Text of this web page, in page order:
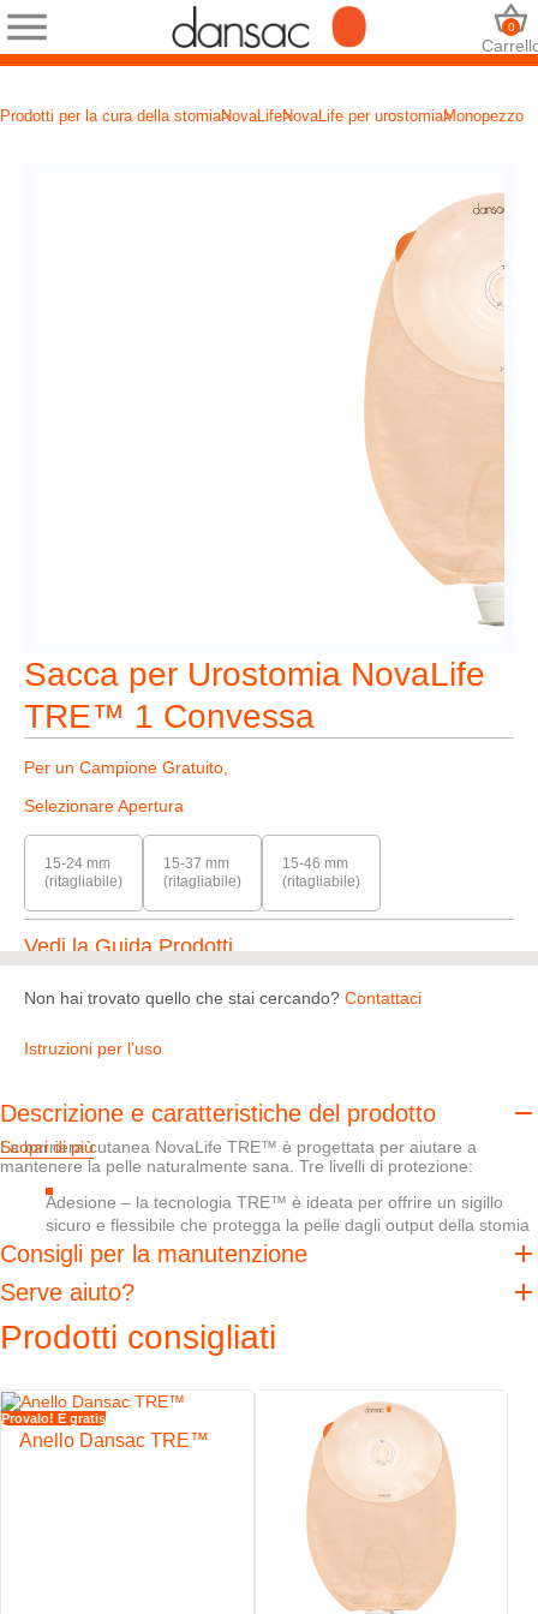
0
Prodotti per la cura della stomiaNovaLifeNovaLife per urostomiaMonopezzo
Sacca per Urostomia NovaLife
TRE™ 1 Convessa
Per un Campione Gratuito,
Selezionare Apertura
15-24 mm
(ritagliabile)
15-37 mm
(ritagliabile)
15-46 mm
(ritagliabile)
Vedi la Guida Prodotti
Non hai trovato quello che stai cercando? Contattaci
Istruzioni per l’uso
Descrizione e caratteristiche del prodotto
La barriera cutanea NovaLife TRE™ è progettata per aiutare a
mantenere la pelle naturalmente sana. Tre livelli di protezione:
Adesione – la tecnologia TRE™ è ideata per offrire un sigillo
sicuro e flessibile che protegga la pelle dagli output della stomia
e sia facile da rimuovere
l'umidità in eccesso senza perdere resistenza
Bilanciamento del pH– la tecnologia TRE™ è progettata per
aiutare a mantenere l’equilibrio del pH della pelle naturalmente
Quando si tratta di cute peristomale, la protezione non è mai
abbastanza.
La convessità di 6 mm aiuta a spingere correttamente lo stoma
Rivestimento in TNT morbido e idrorepellente – su un lato o
Scopri di più
Consigli per la manutenzione
Serve aiuto?
Prodotti consigliati
Provalo! È gratis
Anello Dansac TRE™